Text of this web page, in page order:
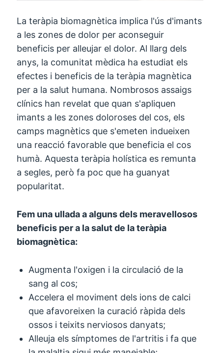
La teràpia biomagnètica implica l'ús d'imants
a les zones de dolor per aconseguir
beneficis per alleujar el dolor. Al llarg dels
anys, la comunitat mèdica ha estudiat els
efectes i beneficis de la teràpia magnètica
per a la salut humana. Nombrosos assaigs
clínics han revelat que quan s'apliquen
imants a les zones doloroses del cos, els
camps magnètics que s'emeten indueixen
una reacció favorable que beneficia el cos
humà. Aquesta teràpia holística es remunta
a segles, però fa poc que ha guanyat
popularitat.
Fem una ullada a alguns dels meravellosos
beneficis per a la salut de la teràpia
biomagnètica:
Augmenta l'oxigen i la circulació de la
sang al cos;
Accelera el moviment dels ions de calci
que afavoreixen la curació ràpida dels
ossos i teixits nerviosos danyats;
Alleuja els símptomes de l'artritis i fa que